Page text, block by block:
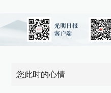
您此时的心情